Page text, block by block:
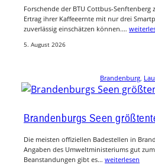
Forschende der BTU Cottbus-Senftenberg
Ertrag ihrer Kaffeeernte mit nur drei
zuverlässig einschätzen können.…
5. August 2026
Brandenburg,
Brandenburgs Seen
Die meisten offiziellen Badestellen in
Angaben des Umweltministeriums gut
Beanstandungen gibt es… weiterlesen